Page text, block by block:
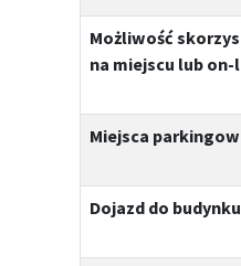
Możliwość
na miejscu lub on-
Miejsca
Dojazd do budynku